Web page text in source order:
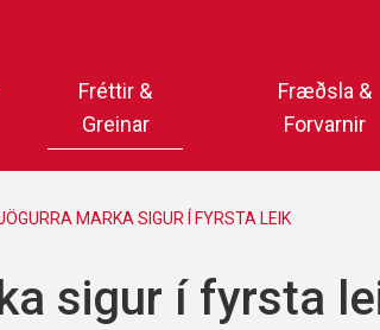
Fréttir &
Greinar
Fræðsla &
Forvarnir
MARKA SIGUR Í FYRSTA LEIK
sigur í fyrsta